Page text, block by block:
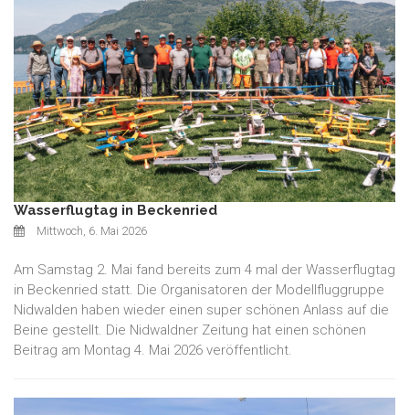
Wasserflugtag in Beckenried
Mittwoch, 6. Mai 2026
Am Samstag 2. Mai fand bereits zum 4 mal der Wasserflugtag
in Beckenried statt. Die Organisatoren der Modellfluggruppe
Nidwalden haben wieder einen super schönen Anlass auf die
Beine gestellt. Die Nidwaldner Zeitung hat einen schönen
Beitrag am Montag 4. Mai 2026 veröffentlicht.